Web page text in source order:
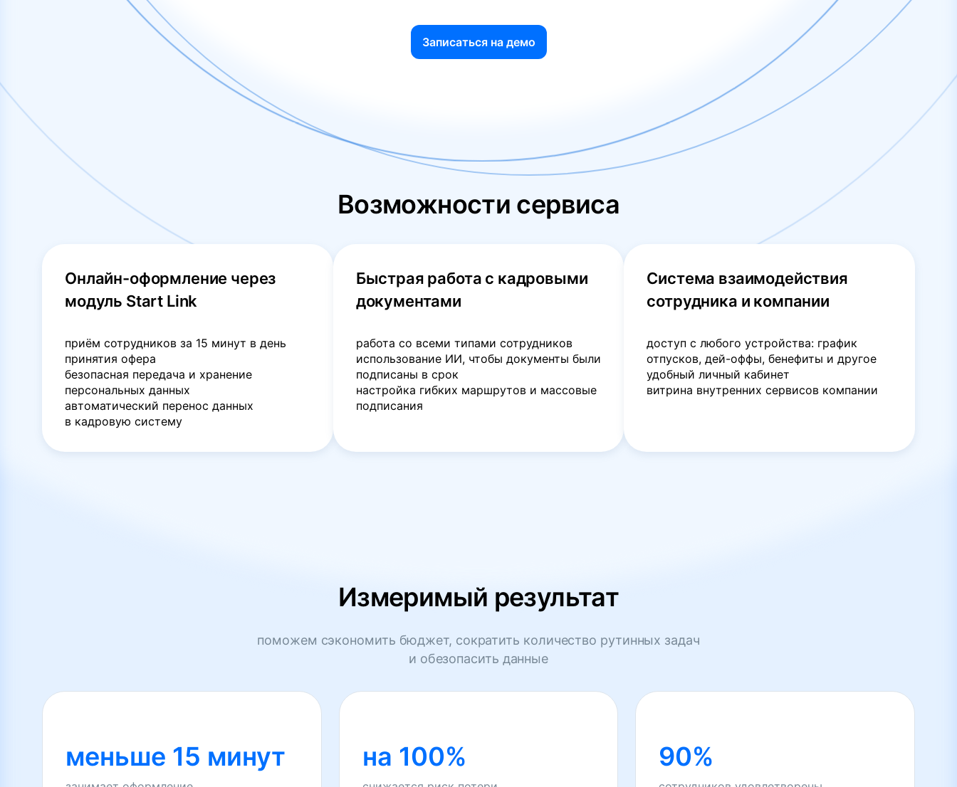
Записаться на демо
Возможности сервиса
Онлайн-оформление через
модуль Start Link
приём сотрудников за 15 минут в день
принятия офера
безопасная передача и хранение
персональных данных
автоматический перенос данных
в кадровую систему
Быстрая работа с кадровыми
документами
работа со всеми типами сотрудников
использование ИИ, чтобы документы были
подписаны в срок
настройка гибких маршрутов и массовые
подписания
Система взаимодействия
сотрудника и компании
доступ с любого устройства: график
отпусков, дей-оффы, бенефиты и другое
удобный личный кабинет
витрина внутренних сервисов компании
Измеримый результат
поможем сэкономить бюджет, сократить количество рутинных задач
и обезопасить данные
меньше 15 минут на 100% 90%